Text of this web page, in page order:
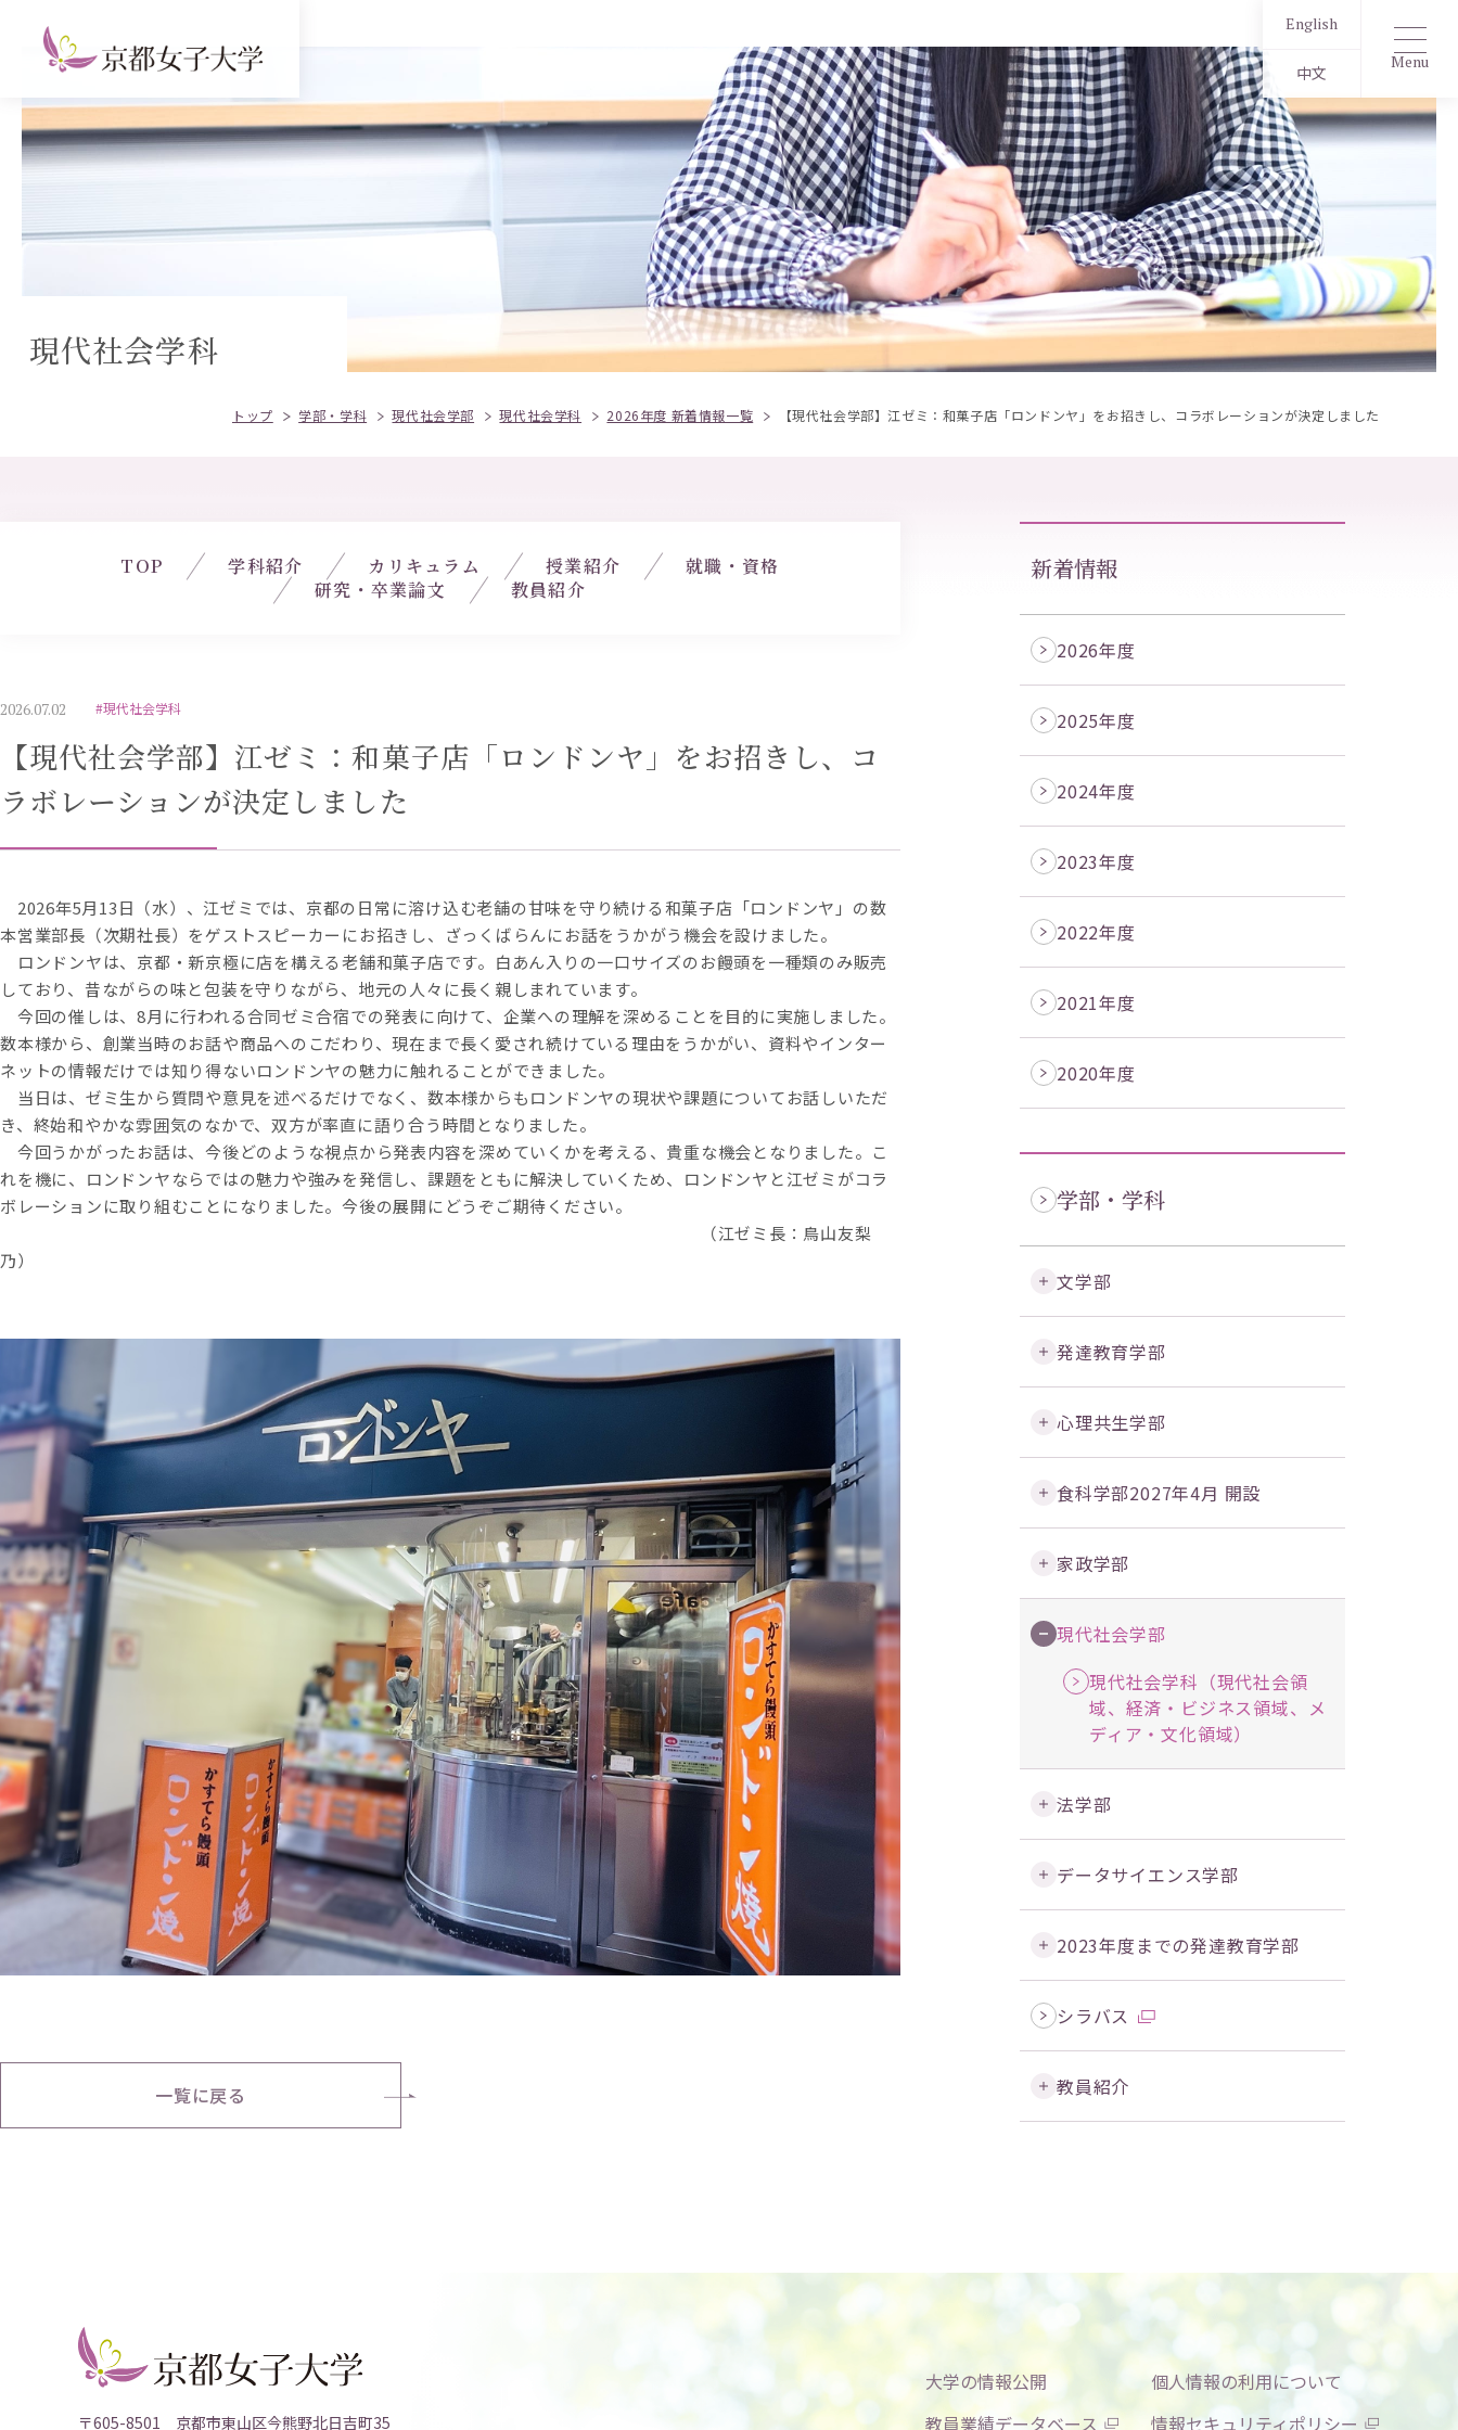
English
中文
Menu
現代社会学科
トップ 学部・学科 現代社会学部 現代社会学科 2026年度 新着情報一覧 【現代社会学部】江ゼミ：和菓子店「ロンドンヤ」をお招きし、コラボレーションが決定しました
新着情報
2026年度
2025年度
2024年度
2023年度
2022年度
2021年度
2020年度
学部・学科
文学部
発達教育学部
心理共生学部
食科学部2027年4月 開設
家政学部
現代社会学部
現代社会学科（現代社会領
域、経済・ビジネス領域、メ
ディア・文化領域）
法学部
データサイエンス学部
2023年度までの発達教育学部
シラバス
教員紹介
TOP 学科紹介 カリキュラム 授業紹介
就職・資格
研究・卒業論文
教員紹介
2026.07.02 #現代社会学科
【現代社会学部】江ゼミ：和菓子店「ロンドンヤ」をお招きし、コ
ラボレーションが決定しました
2026年5月13日（水）、江ゼミでは、京都の日常に溶け込む老舗の甘味を守り続ける和菓子店「ロンドンヤ」の数
本営業部長（次期社長）をゲストスピーカーにお招きし、ざっくばらんにお話をうかがう機会を設けました。
ロンドンヤは、京都・新京極に店を構える老舗和菓子店です。白あん入りの一口サイズのお饅頭を一種類のみ販売
しており、昔ながらの味と包装を守りながら、地元の人々に長く親しまれています。
今回の催しは、8月に行われる合同ゼミ合宿での発表に向けて、企業への理解を深めることを目的に実施しました。
数本様から、創業当時のお話や商品へのこだわり、現在まで長く愛され続けている理由をうかがい、資料やインター
ネットの情報だけでは知り得ないロンドンヤの魅力に触れることができました。
当日は、ゼミ生から質問や意見を述べるだけでなく、数本様からもロンドンヤの現状や課題についてお話しいただ
き、終始和やかな雰囲気のなかで、双方が率直に語り合う時間となりました。
今回うかがったお話は、今後どのような視点から発表内容を深めていくかを考える、貴重な機会となりました。こ
れを機に、ロンドンヤならではの魅力や強みを発信し、課題をともに解決していくため、ロンドンヤと江ゼミがコラ
ボレーションに取り組むことになりました。今後の展開にどうぞご期待ください。
（江ゼミ長：鳥山友梨
乃）
一覧に戻る
〒605-8501 京都市東山区今熊野北日吉町35
大学の情報公開
教員業績データベース
個人情報の利用について
情報セキュリティポリシー